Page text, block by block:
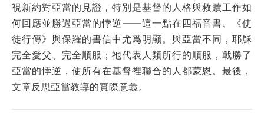
視新約對亞當的見證，特別是基督的人格與救贖工作如
何回應並勝過亞當的悖逆——這一點在四福音書、《使
徒行傳》與保羅的書信中尤爲明顯。與亞當不同，耶穌
完全愛父、完全順服；祂代表人類所行的順服，戰勝了
亞當的悖逆，使所有在基督裡聯合的人都蒙恩。最後，
文章反思亞當教導的實際意義。